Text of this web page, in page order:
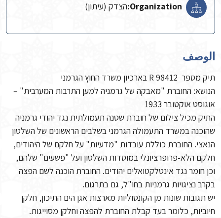
Organization: הצדק (עיתון)
الوصف
תיק מספר R 98412 בארכיון משרד החוץ הגרמני
הנושא: החוברת "מאבקה של גרמניה למען התרבות המערבית" –
אוגוסט אוקטובר 1933
התיק מכיל צילום של חוברת שטנה תעמולתית נגד יהודי גרמניה
שהוכנה במשרד התעמולה הגרמני בשלבים הראשונים של השלטון
הנאצי. החוברת כוללת עובדות "מדעיות" על חלקם של היהודים,
חלקם הלא-פרופרציונלי במוסדות השלטון ועל "פשעים" שלהם,
וכן חומר נגד אינטלקטואלים יהודים. החוברת הוכנה לשם הפצה
בקרב נציגויות גרמניות בחו"ל, גם בתרגום.
יש תגובות שונות מן הקונסוליות מארצות אגן הים התיכון, חלקן
חיוביות, כלומר בעד קבלת החוברת להפצה וחלקן מסוייגות.